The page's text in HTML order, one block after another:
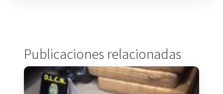
Publicaciones relacionadas